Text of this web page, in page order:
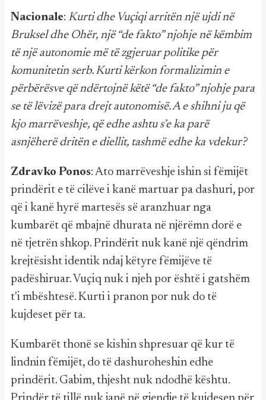
Nacionale: Kurti dhe Vuçiqi arritën një ujdi në
Bruksel dhe Ohër, një “de fakto” njohje në këmbim
të një autonomie më të zgjeruar politike për
komunitetin serb. Kurti kërkon formalizimin e
përbërësve që ndërtojnë këtë “de fakto” njohje para
se të lëvizë para drejt autonomisë. A e shihni ju që
kjo marrëveshje, që edhe ashtu s’e ka parë
asnjëherë dritën e diellit, tashmë edhe ka vdekur?
Zdravko Ponos: Ato marrëveshje ishin si fëmijët
prindërit e të cilëve i kanë martuar pa dashuri, por
që i kanë hyrë martesës së aranzhuar nga
kumbarët që mbajnë dhurata në njërëmn dorë e
në tjetrën shkop. Prindërit nuk kanë një qëndrim
krejtësisht identik ndaj këtyre fëmijëve të
padëshiruar. Vuçiq nuk i njeh por është i gatshëm
t'i mbështesë. Kurti i pranon por nuk do të
kujdeset për ta.
Kumbarët thonë se kishin shpresuar që kur të
lindnin fëmijët, do të dashuroheshin edhe
prindërit. Gabim, thjesht nuk ndodhë kështu.